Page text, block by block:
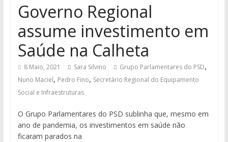
Governo Regional
assume investimento em
Saúde na Calheta
8 Maio, 2021 Sara Silvino Grupo Parlamentares do PSD,
Nuno Maciel, Pedro Fino, Secretário Regional do Equipamento
Social e Infraestruturas
O Grupo Parlamentares do PSD sublinha que, mesmo em
ano de pandemia, os investimentos em saúde não
ficaram parados na